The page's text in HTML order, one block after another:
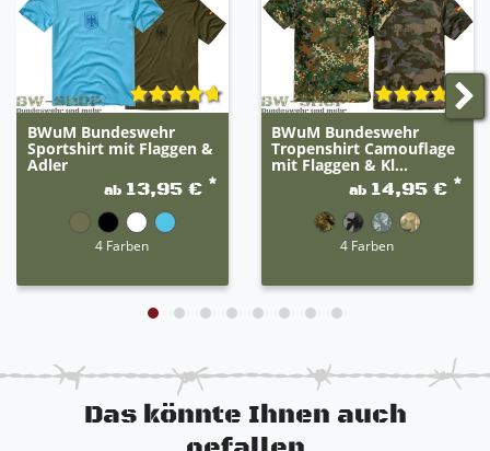
BWuM Bundeswehr
Sportshirt mit Flaggen &
Adler
ab 13,95 € *
4 Farben
BWuM Bundeswehr
Tropenshirt Camouflage
mit Flaggen & Kl...
ab 14,95 € *
4 Farben
Das könnte Ihnen auch